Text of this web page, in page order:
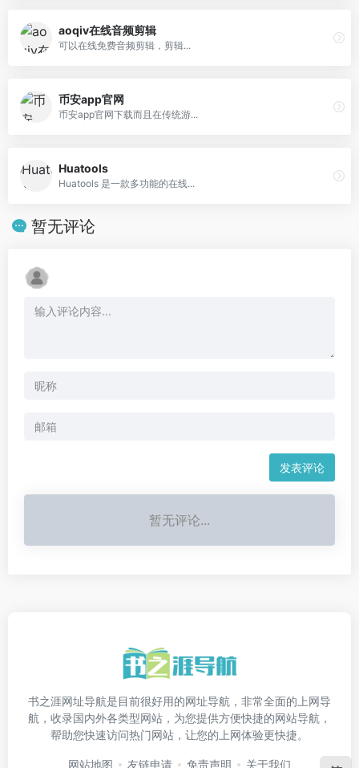
aoqiv在线音频剪辑
可以在线免费音频剪辑，剪辑...
币安app官网
币安app官网下载而且在传统游...
Huatools
Huatools 是一款多功能的在线...
暂无评论
发表评论
暂无评论...
书之涯网址导航是目前很好用的网址导航，非常全面的上网导
航，收录国内外各类型网站，为您提供方便快捷的网站导航，
帮助您快速访问热门网站，让您的上网体验更快捷。
网站地图 友链申请 免责声明 关于我们